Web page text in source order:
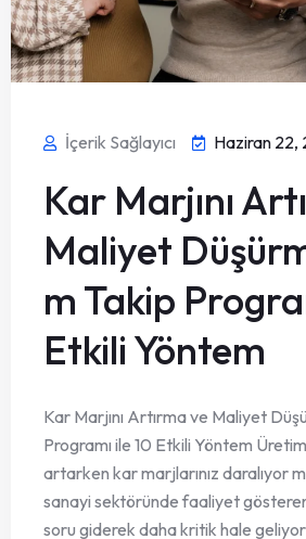
İçerik Sağlayıcı Haziran 22,
Kar Marjını
Maliyet
m Takip
Etkili Yöntem
Kar Marjını Artırma ve Maliyet
Programı ile 10 Etkili Yöntem
artarken kar marjlarınız daralıyor
sanayi sektöründe faaliyet
soru giderek daha kritik hale